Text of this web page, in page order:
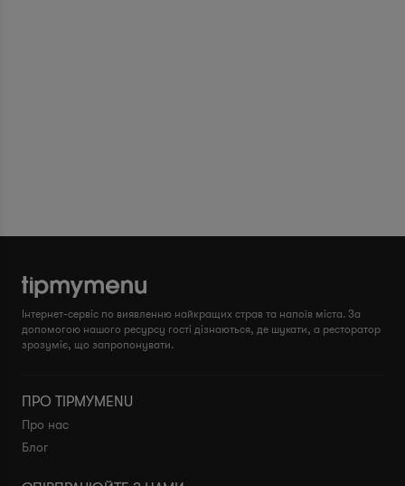
Інтернет-сервіс по виявленню найкращих страв та напоїв міста. За
допомогою нашого ресурсу гості дізнаються, де шукати, а ресторатор
зрозуміє, що запропонувати.
ПРО TIPMYMENU
Про нас
Блог